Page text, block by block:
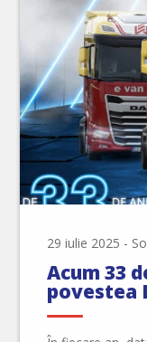
29 iulie 2025 -
Acum 33
povestea